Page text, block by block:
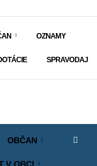
OZNAMY
SPRAVODAJ
OBČAN
V OBCI